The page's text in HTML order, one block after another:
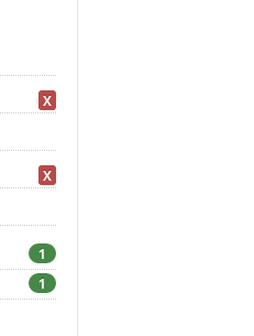
X
X
1
1